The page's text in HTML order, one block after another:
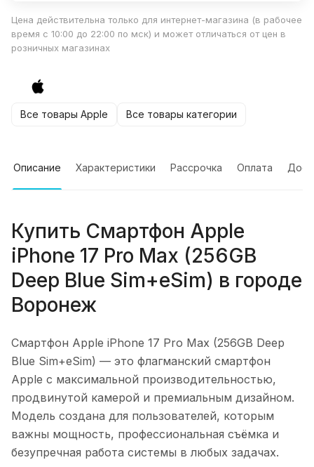
Цена действительна только для интернет-магазина (в рабочее
время с 10:00 до 22:00 по мск) и может отличаться от цен в
розничных магазинах
Все товары Apple Все товары категории
Описание Характеристики Рассрочка Оплата
Купить Смартфон Apple
iPhone 17 Pro Max (256GB
Deep Blue Sim+eSim) в городе
Воронеж
Смартфон Apple iPhone 17 Pro Max (256GB Deep
Blue Sim+eSim) — это флагманский смартфон
Apple с максимальной производительностью,
продвинутой камерой и премиальным дизайном.
Модель создана для пользователей, которым
важны мощность, профессиональная съёмка и
безупречная работа системы в любых задачах.